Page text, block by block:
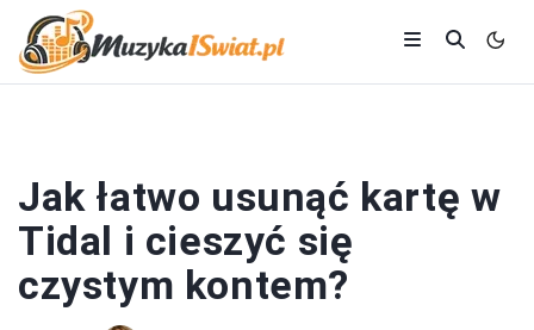
Jak łatwo usunąć kartę w
Tidal i cieszyć się
czystym kontem?